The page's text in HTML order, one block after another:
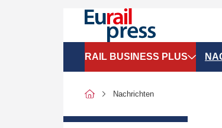
RAIL BUSINESS PLUS
Nachrichten